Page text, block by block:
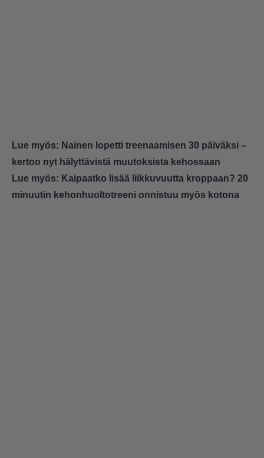
Lue myös: Nainen lopetti treenaamisen 30 päiväksi –
kertoo nyt hälyttävistä muutoksista kehossaan
Lue myös: Kaipaatko lisää liikkuvuutta kroppaan? 20
minuutin kehonhuoltotreeni onnistuu myös kotona